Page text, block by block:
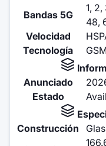
Bandas 5G
1,
48,
Velocidad
Tecnología
Anunciado
Estado
Construcción